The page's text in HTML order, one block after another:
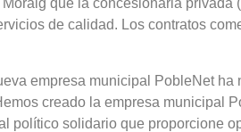
que la concesionaria
de calidad. Los contratos
empresa municipal PobleNet
creado la empresa municipal
solidario que proporcione